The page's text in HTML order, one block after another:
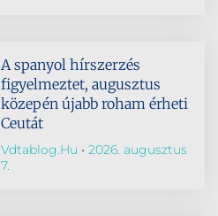
A spanyol hírszerzés
figyelmeztet, augusztus
közepén újabb roham érheti
Ceutát
Vdtablog.hu
2026. augusztus
7.